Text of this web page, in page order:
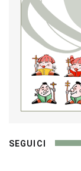
SEGUICI